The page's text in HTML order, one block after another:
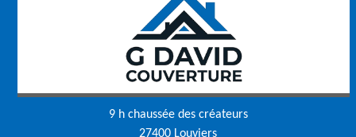
9 h chaussée des créateurs
27400 Louviers